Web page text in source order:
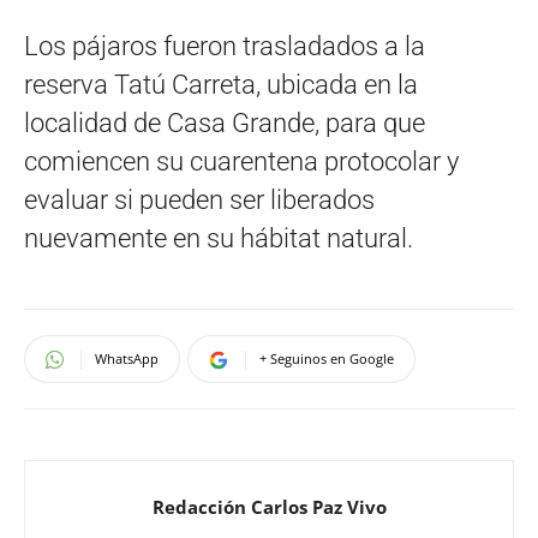
Los pájaros fueron trasladados a la
reserva Tatú Carreta, ubicada en la
localidad de Casa Grande, para que
comiencen su cuarentena protocolar y
evaluar si pueden ser liberados
nuevamente en su hábitat natural.
WhatsApp + Seguinos en Google
Redacción Carlos Paz Vivo